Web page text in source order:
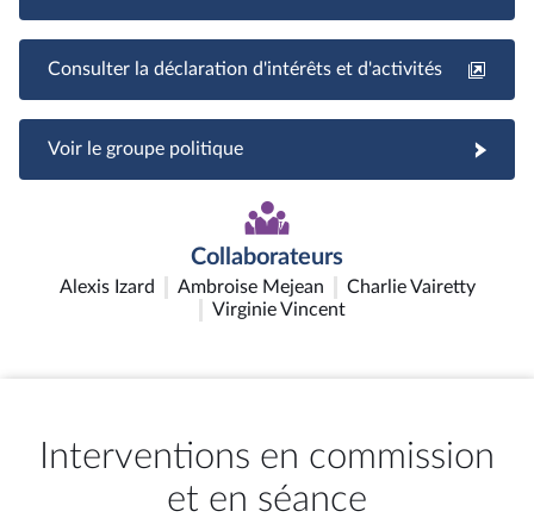
Consulter la déclaration d'intérêts et d'activités
Voir le groupe politique
Collaborateurs
Alexis Izard Ambroise Mejean
Charlie Vairetty
Virginie Vincent
Interventions en commission
et en séance